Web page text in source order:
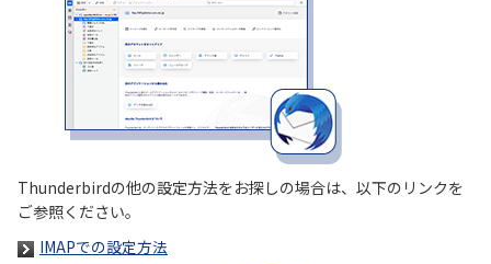
各種ダウンロード
お問い合わせ
Thunderbirdの他の設定方法をお探しの場合は、以下のリンクを
ご参照ください。
IMAPでの設定方法